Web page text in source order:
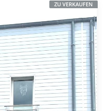
ZU VERKAUFEN